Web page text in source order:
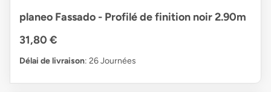
planeo Fassado - Profilé de finition noir 2.90m
31,80 €
Délai de livraison: 26 Journées